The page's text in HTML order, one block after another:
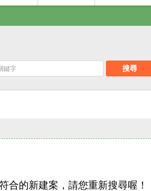
搜尋
合的新建案，請您重新搜尋喔！